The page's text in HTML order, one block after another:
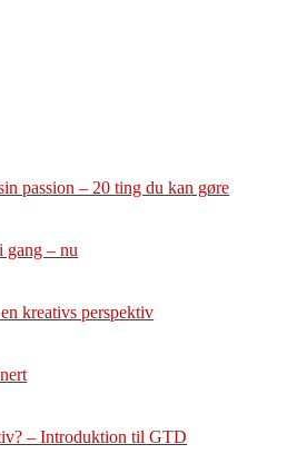
passion – 20 ting du kan gøre
gang – nu
kreativs perspektiv
– Introduktion til GTD